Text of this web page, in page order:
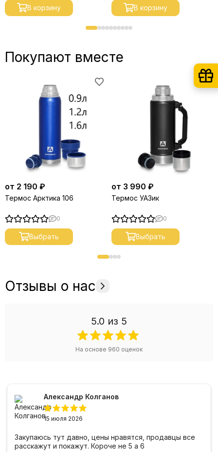
В корзину В корзину
Покупают вместе
от 2 190 ₽
Термос Арктика 106
0
Выбрать
от 3 990 ₽
Термос УАЗик
0
Выбрать
Отзывы о нас
5.0 из 5
На основе 960 оценок
Александр Колганов
15 июля 2026
Закупаюсь тут давно, цены нравятся, продавцы все
расскажут и покажут. Короче не 5 а 6